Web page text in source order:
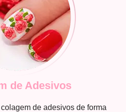
de Adesivos
de adesivos de forma